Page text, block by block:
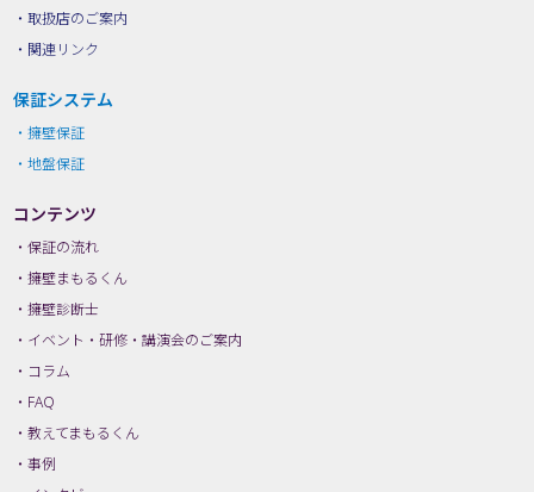
取扱店のご案内
関連リンク
保証システム
擁壁保証
地盤保証
コンテンツ
保証の流れ
擁壁まもるくん
擁壁診断士
イベント・研修・講演会のご案内
コラム
FAQ
教えてまもるくん
事例